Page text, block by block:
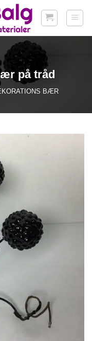
på tråd
BÆR